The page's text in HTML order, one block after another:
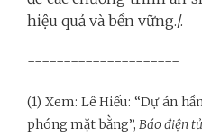
hiệu quả và bền vững./.
---------------------
(1) Xem: Lê Hiếu: “Dự án
phóng mặt bằng”, Báo điện